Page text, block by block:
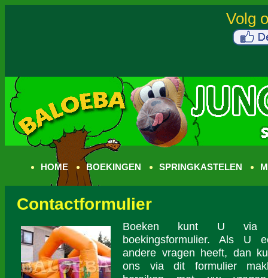
HOME BOEKINGEN SPRINGKASTELEN
Contactformulier
Boeken kunt U via
boekingsformulier. Als U
andere vragen heeft, dan
ons via dit formulier